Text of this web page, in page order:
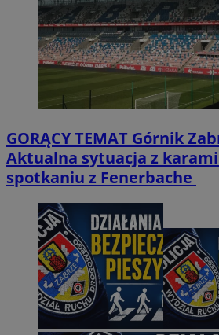
GORĄCY TEMAT Górnik
Aktualna sytuacja z
spotkaniu z Fenerbache